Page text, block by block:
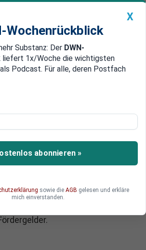
DWN: Geldanlage Premium
DWN-Magazin China
Großkonzerne
das Ackerland
in der Uckermark erleben derzeit
aufkommen können, kaufen
auf. Durch den
X
Wochenrückblick
Substanz: Der DWN-
liefert 1x/Woche die wichtigsten
Podcast. Für alle, deren Postfach
abonnieren »
sowie die AGB gelesen und erkläre
mich einverstanden.